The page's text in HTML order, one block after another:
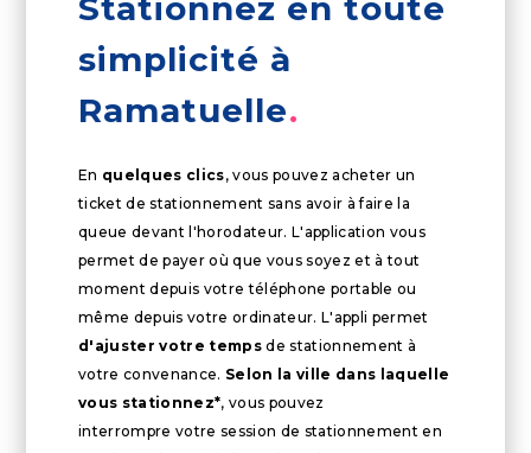
Stationnez en toute
simplicité à
Ramatuelle
En quelques clics, vous pouvez acheter un
ticket de stationnement sans avoir à faire la
queue devant l'horodateur. L'application vous
permet de payer où que vous soyez et à tout
moment depuis votre téléphone portable ou
même depuis votre ordinateur. L'appli permet
d'ajuster votre tempsde stationnement à
votre convenance. Selon la ville dans laquelle
vous stationnez*, vous pouvez
interrompre votre session de stationnement en